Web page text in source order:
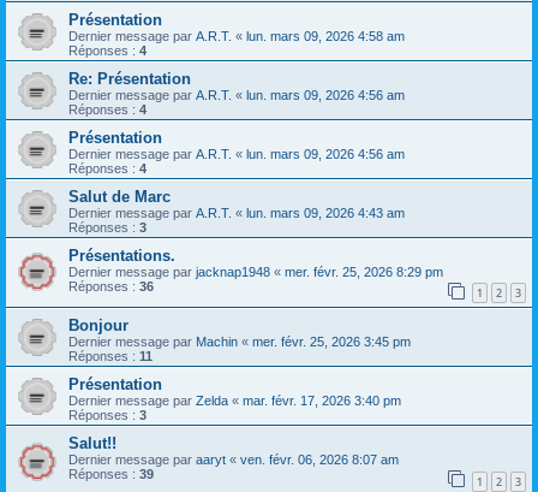
Présentation
Dernier message par A.R.T. « lun. mars 09, 2026 4:58 am
Réponses : 4
Re: Présentation
Dernier message par A.R.T. « lun. mars 09, 2026 4:56 am
Réponses : 4
Présentation
Dernier message par A.R.T. « lun. mars 09, 2026 4:56 am
Réponses : 4
Salut de Marc
Dernier message par A.R.T. « lun. mars 09, 2026 4:43 am
Réponses : 3
Présentations.
Dernier message par jacknap1948 « mer. févr. 25, 2026 8:29 pm
Réponses : 36 1 2 3
Bonjour
Dernier message par Machin « mer. févr. 25, 2026 3:45 pm
Réponses : 11
Présentation
Dernier message par Zelda « mar. févr. 17, 2026 3:40 pm
Réponses : 3
Salut!!
Dernier message par aaryt « ven. févr. 06, 2026 8:07 am
Réponses : 39 1 2 3